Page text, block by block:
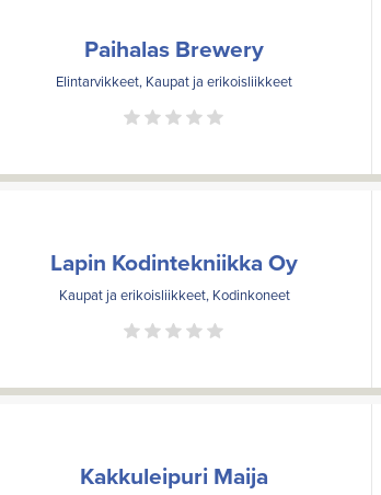
Paihalas Brewery
Elintarvikkeet, Kaupat ja erikoisliikkeet
Lapin Kodintekniikka Oy
Kaupat ja erikoisliikkeet, Kodinkoneet
Kakkuleipuri Maija